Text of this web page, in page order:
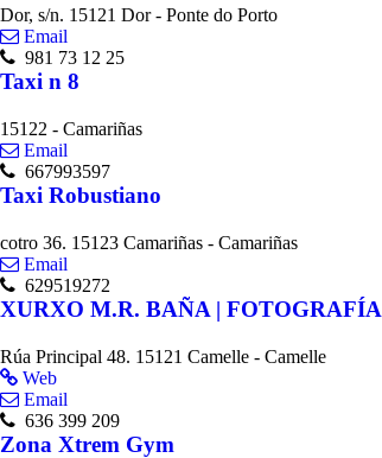
Dor, s/n. 15121 Dor - Ponte do Porto
Email
981 73 12 25
Taxi n 8
15122 - Camariñas
Email
667993597
Taxi Robustiano
cotro 36. 15123 Camariñas - Camariñas
Email
629519272
XURXO M.R. BAÑA | FOTOGRAFÍA
Rúa Principal 48. 15121 Camelle - Camelle
Web
Email
636 399 209
Zona Xtrem Gym